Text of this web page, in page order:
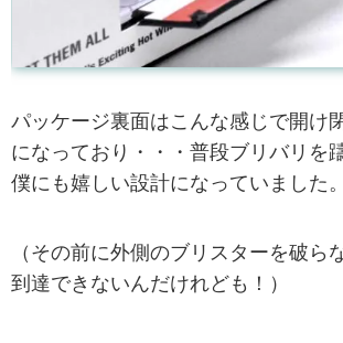
パッケージ裏面はこんな感じで開け
になっており・・・普段ブリバリを
僕にも嬉しい設計になっていました。
（その前に外側のブリスターを破ら
到達できないんだけれども！）